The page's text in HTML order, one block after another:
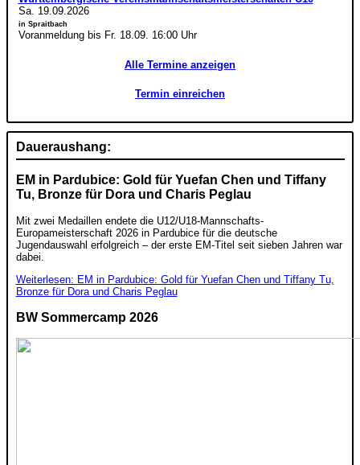
Sa. 19.09.2026
in Spraitbach
Voranmeldung bis Fr. 18.09. 16:00 Uhr
Alle Termine anzeigen
Termin einreichen
Daueraushang:
EM in Pardubice: Gold für Yuefan Chen und Tiffany
Tu, Bronze für Dora und Charis Peglau
Mit zwei Medaillen endete die U12/U18-Mannschafts-
Europameisterschaft 2026 in Pardubice für die deutsche
Jugendauswahl erfolgreich – der erste EM-Titel seit sieben Jahren war
dabei.
Weiterlesen: EM in Pardubice: Gold für Yuefan Chen und Tiffany Tu,
Bronze für Dora und Charis Peglau
BW Sommercamp 2026